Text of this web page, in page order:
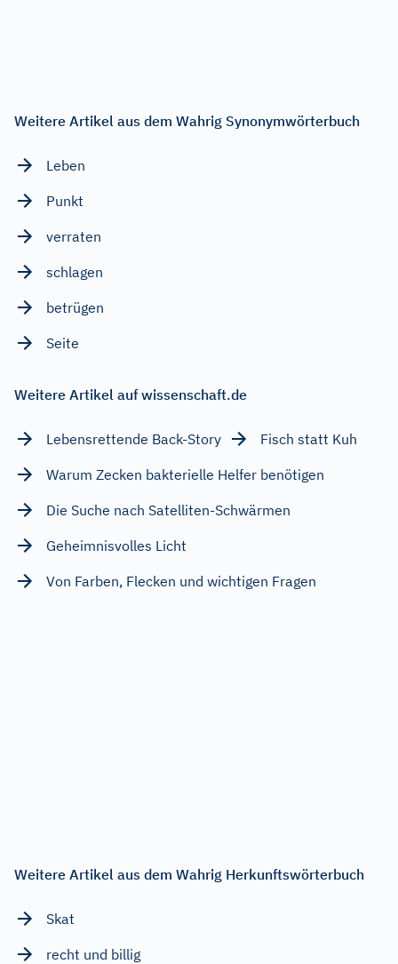
Weitere Artikel aus dem Wahrig Synonymwörterbuch
Leben
Punkt
verraten
schlagen
betrügen
Seite
Weitere Artikel auf wissenschaft.de
Lebensrettende Back-Story
Fisch statt Kuh
Warum Zecken bakterielle Helfer benötigen
Die Suche nach Satelliten-Schwärmen
Geheimnisvolles Licht
Von Farben, Flecken und wichtigen Fragen
Weitere Artikel aus dem Wahrig Herkunftswörterbuch
Skat
recht und billig